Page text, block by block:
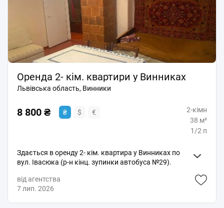
Оренда 2- кім. квартири у Винниках
Львівська область, Винники
8 800 ₴ ₴ $ €
2-кімн
38 м²
1/2 п
Здається в оренду 2- кім. квартира у Винниках по
вул. Івасюка (р-н кінц. зупинки автобуса №29).
опалення (пічне на газ), вигоди разом, газова
колонка на підігрів води. Всі необхідні меблі і
від агентства
7 лип. 2026